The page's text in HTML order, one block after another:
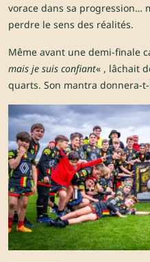
vorace dans sa progression…
perdre le sens des réalités.
Même avant une demi-finale
mais je suis confiant« , lâchait
quarts. Son mantra donnera-